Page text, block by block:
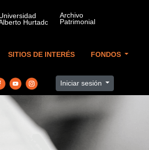
SITIOS DE INTERÉS FONDOS
Iniciar sesión